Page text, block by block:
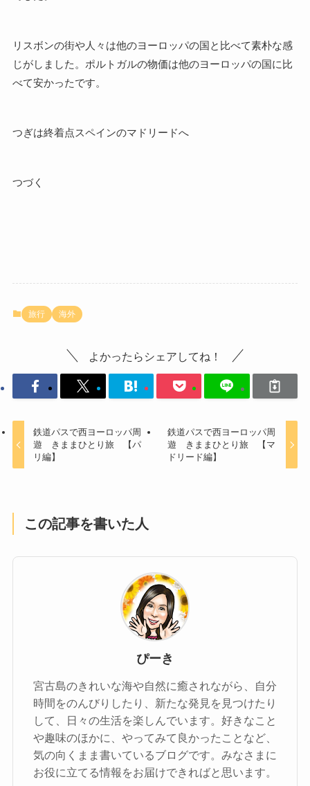
リスボンの街や人々は他のヨーロッパの国と比べて素朴な感
じがしました。ポルトガルの物価は他のヨーロッパの国に比
べて安かったです。
つぎは終着点スペインのマドリードへ
つづく
旅行 海外
よかったらシェアしてね！
鉄道パスで西ヨーロッパ周
遊 きままひとり旅 【パ
リ編】
鉄道パスで西ヨーロッパ周
遊 きままひとり旅 【マ
ドリード編】
この記事を書いた人
ぴーき
宮古島のきれいな海や自然に癒されながら、自分
時間をのんびりしたり、新たな発見を見つけたり
して、日々の生活を楽しんでいます。好きなこと
や趣味のほかに、やってみて良かったことなど、
気の向くまま書いているブログです。みなさまに
お役に立てる情報をお届けできればと思います。